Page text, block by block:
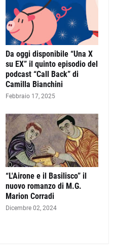
Da oggi disponibile “Una X
su EX” il quinto episodio del
podcast “Call Back” di
Camilla Bianchini
Febbraio 17, 2025
“L'Airone e il Basilisco” il
nuovo romanzo di M.G.
Marion Corradi
Dicembre 02, 2024